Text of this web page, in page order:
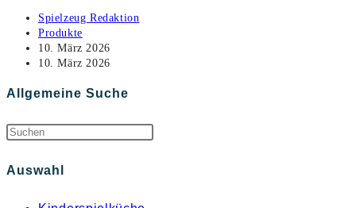
Beitrags-
Autor:
Spielzeug Redaktion
Beitrags-
Kategorie:
Produkte
Beitrag
veröffentlicht:
10. März 2026
Beitrag
geändert
10. März 2026
Allgemeine Suche
Auswahl